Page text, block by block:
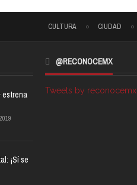
CULTURA CIUDAD
estrena
¡Sí se
@RECONOCEMX
Tweets by reconocemx